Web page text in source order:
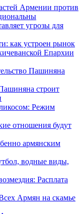
Армении против
угрозы для
как устроен рынок
Епархии
Пашиняна
строит
Режим
отношения будут
армянским
водные виды,
Расплата
Армян на скамье